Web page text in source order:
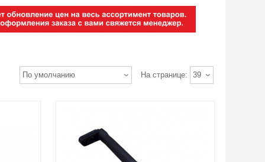
На странице: 39
По умолчанию